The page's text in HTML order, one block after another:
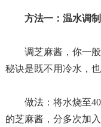
方法一：温水调
调芝麻酱，你一
秘诀是既不用冷水，
做法：将水烧至40
的芝麻酱，分多次加